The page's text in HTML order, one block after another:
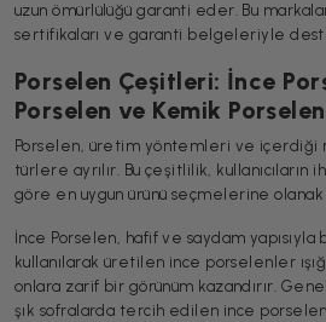
uzun ömürlülüğü garanti eder. Bu
sertifikaları ve garanti belgeleriyle
Porselen Çeşitleri: İnce
Porselen ve Kemik Porselen
Porselen, üretim yöntemleri ve içerdiği
türlere ayrılır. Bu çeşitlilik,
göre en uygun ürünü seçmelerine olanak
İnce Porselen, hafif ve saydam
kullanılarak üretilen ince porselenler
onlara zarif bir görünüm kazandırır.
şık sofralarda tercih edilen ince